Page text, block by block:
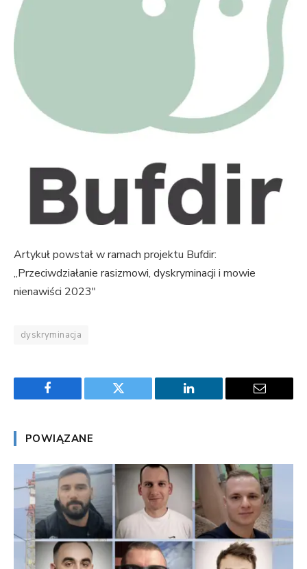
Artykuł powstał w ramach projektu Bufdir:
„Przeciwdziałanie rasizmowi, dyskryminacji i mowie
nienawiści 2023″
dyskryminacja
Facebook Twitter LinkedIn Email
POWIĄZANE